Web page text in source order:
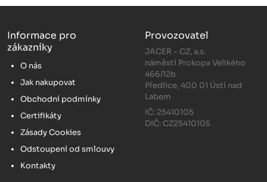
Informace pro
zákazníky
O nás
Jak nakupovat
Obchodní podmínky
Certifikáty
Zásady Cookies
Odstoupení od smlouvy
Kontakty
Provozovatel
JACER - CZ, a.s.
náměstí Prokopa Velikého
466/12b
Předlice, 400 01 Ústí nad
Labem
IČ: 25410105
DIČ: CZ25410105